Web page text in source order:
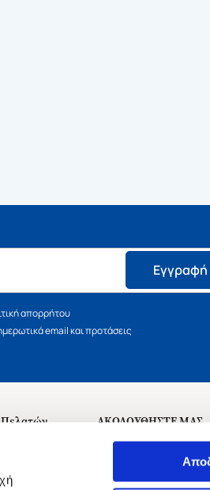
Εγγραφή
απορρήτου
email και προτάσεις
Πελατών
ΑΚΟΛΟΥΘΗΣΤΕ ΜΑΣ